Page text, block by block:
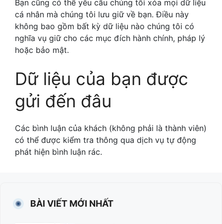
Bạn cũng có thể yêu cầu chúng tôi xóa mọi dữ liệu
cá nhân mà chúng tôi lưu giữ về bạn. Điều này
không bao gồm bất kỳ dữ liệu nào chúng tôi có
nghĩa vụ giữ cho các mục đích hành chính, pháp lý
hoặc bảo mật.
Dữ liệu của bạn được
gửi đến đâu
Các bình luận của khách (không phải là thành viên)
có thể được kiểm tra thông qua dịch vụ tự động
phát hiện bình luận rác.
BÀI VIẾT MỚI NHẤT